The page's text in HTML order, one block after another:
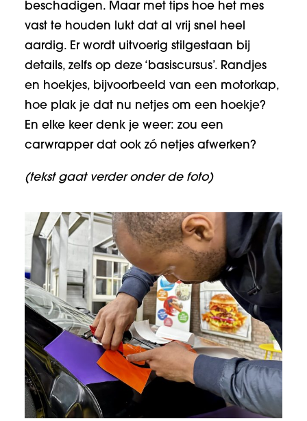
beschadigen. Maar met tips hoe het mes
vast te houden lukt dat al vrij snel heel
aardig. Er wordt uitvoerig stilgestaan bij
details, zelfs op deze ‘basiscursus’. Randjes
en hoekjes, bijvoorbeeld van een motorkap,
hoe plak je dat nu netjes om een hoekje?
En elke keer denk je weer: zou een
carwrapper dat ook zó netjes afwerken?
(tekst gaat verder onder de foto)